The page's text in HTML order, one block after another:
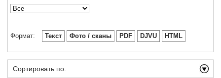
Формат: Текст Фото / сканы PDF DJVU HTML
Сортировать по: